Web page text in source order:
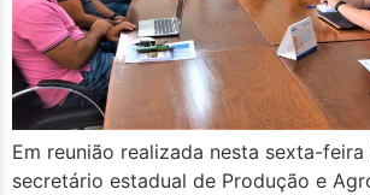
Em reunião realizada nesta sexta-feira
secretário estadual de Produção e